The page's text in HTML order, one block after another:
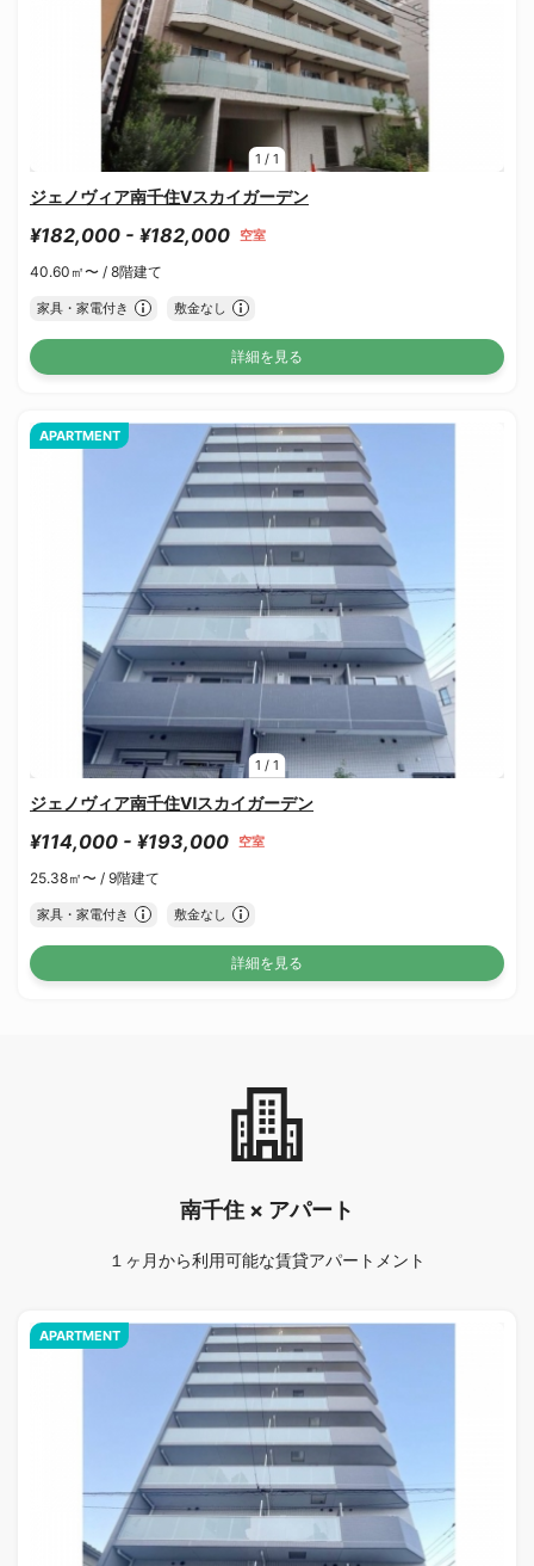
1 / 1
ジェノヴィア南千住Ⅴスカイガーデン
¥182,000 - ¥182,000 空室
40.60㎡〜 / 8階建て
家具・家電付き 敷金なし
詳細を見る
1 / 1
APARTMENT
ジェノヴィア南千住Ⅵスカイガーデン
¥114,000 - ¥193,000 空室
25.38㎡〜 / 9階建て
家具・家電付き 敷金なし
詳細を見る
南千住 × アパート
１ヶ月から利用可能な賃貸アパートメント
APARTMENT